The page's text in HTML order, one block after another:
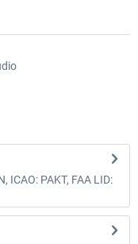
ICAO: PAKT, FAA LID: